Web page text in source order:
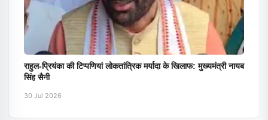
राहुल-प्रियंका की टिप्पणियां लोकतांत्रिक मर्यादा के खिलाफ: मुख्यमंत्री नायब
सिंह सैनी
30 Jul 2026